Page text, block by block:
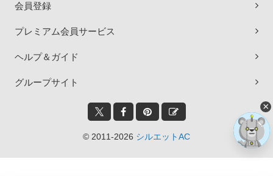
会員登録
プレミアム会員サービス
ヘルプ＆ガイド
グループサイト
© 2011-2026 シルエットAC
×